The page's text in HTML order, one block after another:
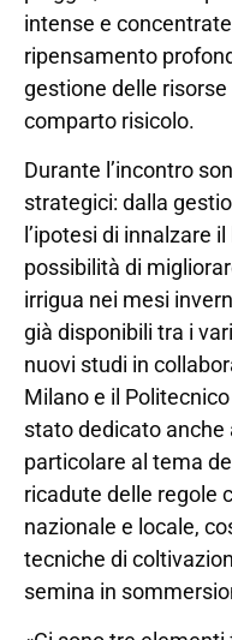
intense e
ripensamento
gestione delle
comparto risicolo.
Durante l’incontro
strategici: dalla
l’ipotesi di innalzare
possibilità di
irrigua nei mesi
già disponibili tra i
nuovi studi in
Milano e il
stato dedicato anche
particolare al tema
ricadute delle regole
nazionale e locale,
tecniche di
semina in